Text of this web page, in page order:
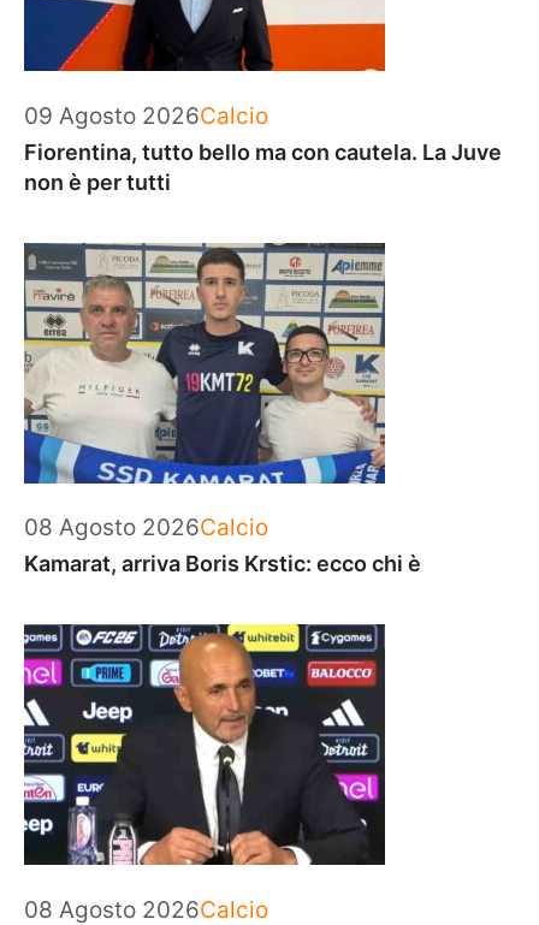
09 Agosto 2026Categorie
Calcio
Fiorentina, tutto bello ma con cautela. La Juve
non è per tutti
08 Agosto 2026Categorie
Calcio
Kamarat, arriva Boris Krstic: ecco chi è
08 Agosto 2026Categorie
Calcio